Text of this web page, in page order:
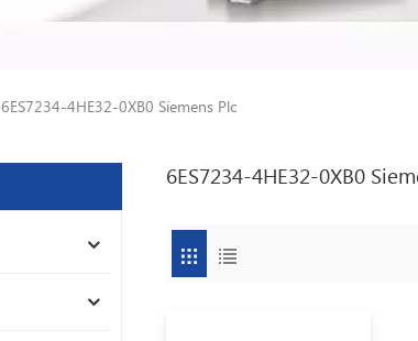
6ES7234-4HE32-0XB0 Siemens Plc
6ES7234-4HE32-0XB0